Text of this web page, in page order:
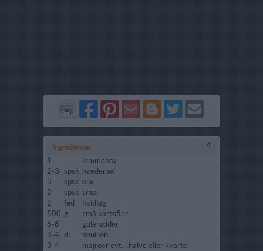
Del
på
Facebook
Del
på
Pinterest
Send
via
GMail
Del
på
Blogger
Del
på
Twitter
Send
Ingredienser 4
1
lammebov
2-3
spsk. hvedemel
3
spsk. olie
2
spsk. smør
2
fed
hvidløg
500 g.
små kartofler
6-8
gulerødder
3-4 dl.
bouillon
3-4
majroer evt. i halve eller kvarte